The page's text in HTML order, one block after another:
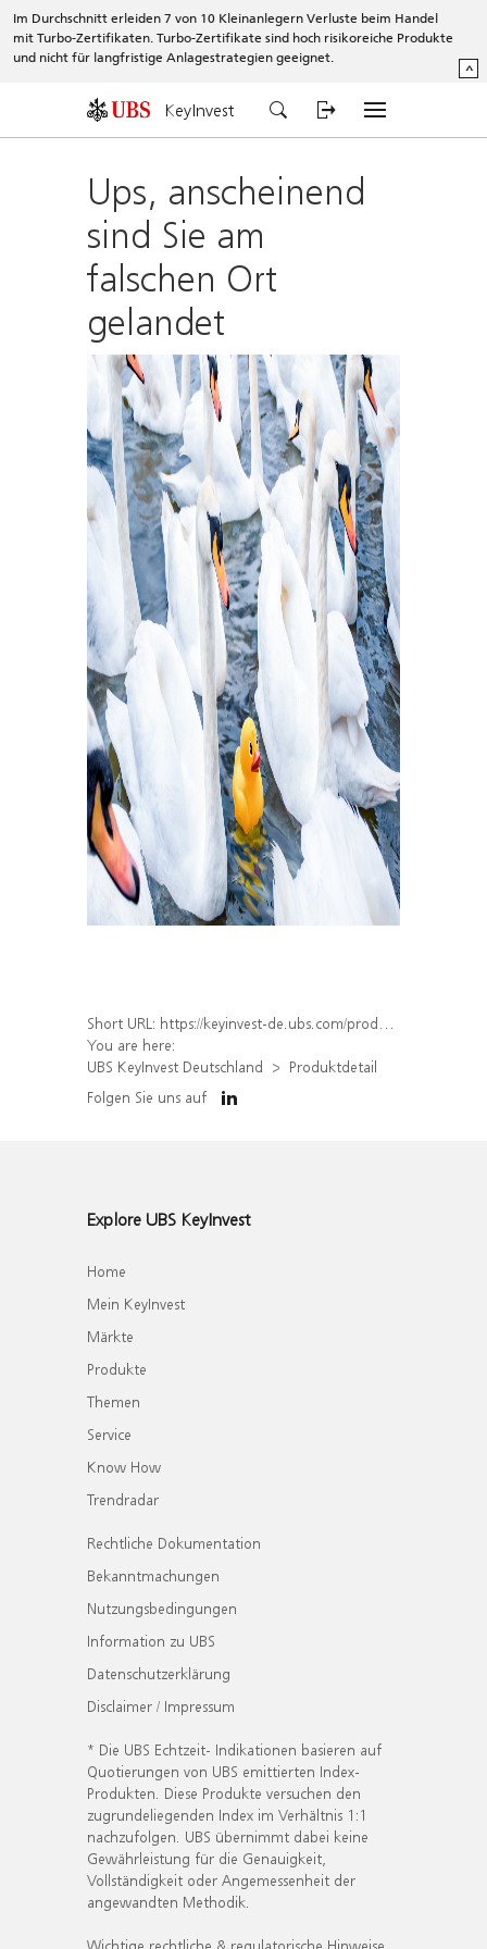
Im Durchschnitt erleiden 7 von 10 Kleinanlegern Verluste beim Handel
mit Turbo-Zertifikaten. Turbo-Zertifikate sind hoch risikoreiche Produkte
und nicht für langfristige Anlagestrategien geeignet.
^
KeyInvest
Ups, anscheinend
sind Sie am
falschen Ort
gelandet
Short URL: https://keyinvest-de.ubs.com/produkt/detail/index/isin/DE000WA8UAB0
You are here:
UBS KeyInvest Deutschland
Produktdetail
Folgen Sie uns auf
Explore UBS KeyInvest
Home
Mein KeyInvest
Märkte
Produkte
Themen
Service
Know How
Trendradar
Rechtliche Dokumentation
Bekanntmachungen
Nutzungsbedingungen
Information zu UBS
Datenschutzerklärung
Disclaimer / Impressum
* Die UBS Echtzeit- Indikationen basieren auf
Quotierungen von UBS emittierten Index-
Produkten. Diese Produkte versuchen den
zugrundeliegenden Index im Verhältnis 1:1
nachzufolgen. UBS übernimmt dabei keine
Gewährleistung für die Genauigkeit,
Vollständigkeit oder Angemessenheit der
angewandten Methodik.